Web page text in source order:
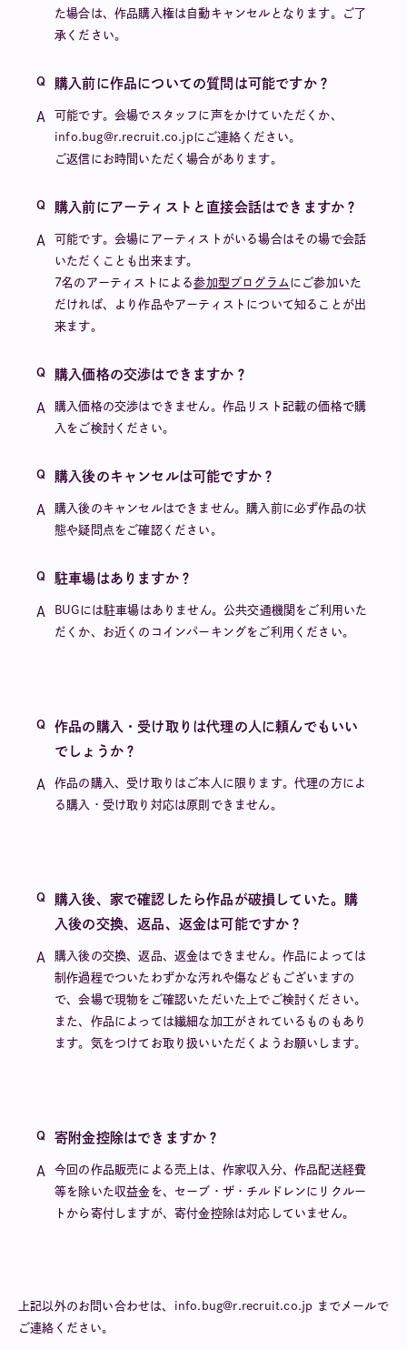
た場合は、作品購入権は自動キャンセルとなります。ご了
承ください。
購入前に作品についての質問は可能ですか？
可能です。会場でスタッフに声をかけていただくか、
info.bug@r.recruit.co.jpにご連絡ください。
ご返信にお時間いただく場合があります。
購入前にアーティストと直接会話はできますか？
可能です。会場にアーティストがいる場合はその場で会話
いただくことも出来ます。
7名のアーティストによる参加型プログラム にご参加いた
だければ、より作品やアーティストについて知ることが出
来ます。
購入価格の交渉はできますか？
購入価格の交渉はできません。作品リスト記載の価格で購
入をご検討ください。
購入後のキャンセルは可能ですか？
購入後のキャンセルはできません。購入前に必ず作品の状
態や疑問点をご確認ください。
駐車場はありますか？
BUGには駐車場はありません。公共交通機関をご利用いた
だくか、お近くのコインパーキングをご利用ください。
作品の購入・受け取りは代理の人に頼んでもいい
でしょうか？
作品の購入、受け取りはご本人に限ります。代理の方によ
る購入・受け取り対応は原則できません。
購入後、家で確認したら作品が破損していた。購
入後の交換、返品、返金は可能ですか？
購入後の交換、返品、返金はできません。作品によっては
制作過程でついたわずかな汚れや傷などもございますの
で、会場で現物をご確認いただいた上でご検討ください。
また、作品によっては繊細な加工がされているものもあり
ます。気をつけてお取り扱いいただくようお願いします。
寄附金控除はできますか？
今回の作品販売による売上は、作家収入分、作品配送経費
等を除いた収益金を、セーブ・ザ・チルドレンにリクルー
トから寄付しますが、寄付金控除は対応していません。
上記以外のお問い合わせは、info.bug@r.recruit.co.jp までメールで
ご連絡ください。